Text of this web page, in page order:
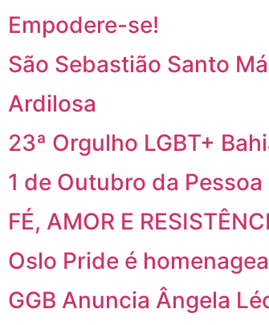
Empodere-se!
São Sebastião Santo
Ardilosa
23ª Orgulho LGBT+
1 de Outubro da Pessoa
FÉ, AMOR E
Oslo Pride é
GGB Anuncia Ângela